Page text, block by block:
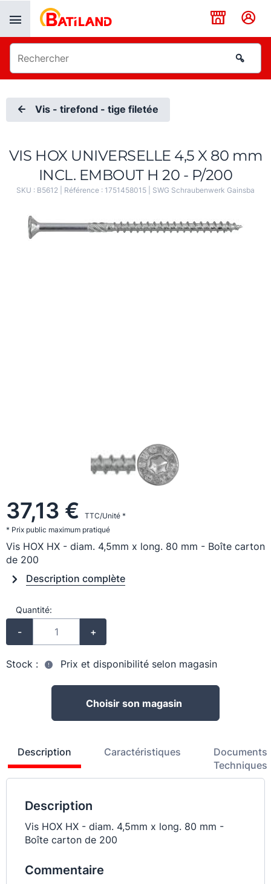
Vis - tirefond - tige filetée
VIS HOX UNIVERSELLE 4,5 X 80 mm
INCL. EMBOUT H 20 - P/200
SKU : B5612 | Référence : 1751458015 SWG Schraubenwerk Gainsba
37,13 €
TTC/Unité *
* Prix public maximum pratiqué
Vis HOX HX - diam. 4,5mm x long. 80 mm - Boîte carton
de 200
Description complète
Quantité:
- +
Stock : Prix et disponibilité selon magasin
Choisir son magasin
Description Caractéristiques
Documents
Techniques
Description
Vis HOX HX - diam. 4,5mm x long. 80 mm -
Boîte carton de 200
Commentaire
Panneau de gestion des cookies